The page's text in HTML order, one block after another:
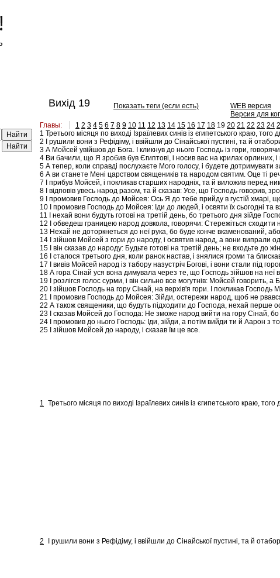
Найти
Вихід 19 Показать теги (если есть)
WEB версия
Версия для
Главы:
1 2 3 4 5 6 7 8 9 10 11 12 13 14 15 16 17 18 19 20 21 22 23 24
1 Третього місяця по виході Ізраїлевих синів із єгипетського краю,
2 І рушили вони з Рефідіму, і ввійшли до Сінайської пустині, та й
3 А Мойсей увійшов до Бога. І кликнув до нього Господь із гори,
4 Ви бачили, що Я зробив був Єгиптові, і носив вас на крилах орлиних,
5 А тепер, коли справді послухаєте Мого голосу, і будете
6 А ви станете Мені царством священиків та народом святим. Оце ті
7 І прибув Мойсей, і покликав старших народніх, та й виложив перед
8 І відповів увесь народ разом, та й сказав: Усе, що Господь говорив,
9 І промовив Господь до Мойсея: Ось Я до тебе прийду в густій хмарі,
10 І промовив Господь до Мойсея: Іди до людей, і освяти їх сьогодні та
11 І нехай вони будуть готові на третій день, бо третього дня зійде
12 І обведеш границею народ довкола, говорячи: Стережіться
13 Нехай не доторкнеться до неї рука, бо буде конче вкаменований,
14 І зійшов Мойсей з гори до народу, і освятив народ, а вони випрали
15 І він сказав до народу: Будьте готові на третій день; не входьте до
16 І сталося третього дня, коли ранок настав, і знялися громи та
17 І вивів Мойсей народ із табору назустріч Богові, і вони стали під
18 А гора Сінай уся вона димувала через те, що Господь зійшов на неї
19 І розлігся голос сурми, і він сильно все могутнів: Мойсей говорить, а
20 І зійшов Господь на гору Сінай, на верхів'я гори. І покликав
21 І промовив Господь до Мойсея: Зійди, остережи народ, щоб не
22 А також священики, що будуть підходити до Господа, нехай перше
23 І сказав Мойсей до Господа: Не зможе народ вийти на гору Сінай,
24 І промовив до нього Господь: Іди, зійди, а потім вийди ти й Аарон
25 І зійшов Мойсей до народу, і сказав їм це все.
1 Третього місяця по виході Ізраїлевих синів із єгипетського краю,
2 І рушили вони з Рефідіму, і ввійшли до Сінайської пустині, та й